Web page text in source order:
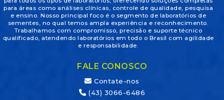
para áreas como análises clínicas, controle de qualidade, pesquisa
e ensino. Nosso principal foco é o segmento de laboratórios de
sementes, no qual temos ampla experiência e reconhecimento.
Trabalhamos com compromisso, precisão e suporte técnico
qualificado, atendendo laboratórios em todo o Brasil com agilidade
e responsabilidade.
FALE CONOSCO
Contate-nos
(43) 3066-6486